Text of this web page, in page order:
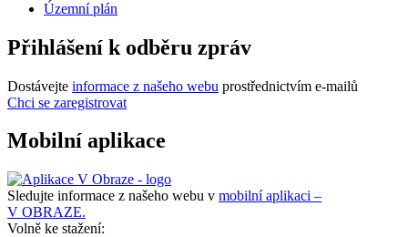
Územní plán
Přihlášení k odběru zpráv
Dostávejte informace z našeho webu prostřednictvím e-mailů
Chci se zaregistrovat
Mobilní aplikace
Sledujte informace z našeho webu v mobilní aplikaci –
V OBRAZE.
Volně ke stažení: